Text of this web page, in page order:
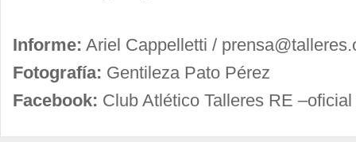
Informe: Ariel Cappelletti /
Fotografía: Gentileza Pato Pérez
Facebook: Club Atlético Talleres RE